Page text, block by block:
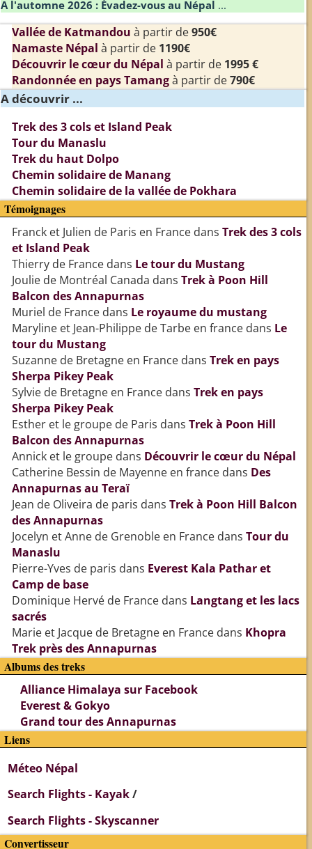
A l'automne 2026 : Évadez-vous au Népal ...
Vallée de Katmandou à partir de950€
Namaste Népal à partir de 1190€
Découvrir le cœur du Népal à partir de 1995 €
Randonnée en pays Tamangà partir de790€
A découvrir ...
Trek des 3 cols et Island Peak
Tour du Manaslu
Trek du haut Dolpo
Chemin solidaire de Manang
Chemin solidaire de la vallée de Pokhara
Témoignages
Franck et Julien de Paris en Francedans Trek des 3 cols
et Island Peak
Thierry de Francedans Le tour du Mustang
Joulie de Montréal Canada dans Trek à Poon Hill
Balcon des Annapurnas
Muriel de Francedans Le royaume du mustang
Maryline et Jean-Philippe de Tarbe en francedans Le
tour du Mustang
Suzanne de Bretagne en Francedans Trek en pays
Sherpa Pikey Peak
Sylvie de Bretagne en Francedans Trek en pays
Sherpa Pikey Peak
Esther et le groupe de Paris dans Trek à Poon Hill
Balcon des Annapurnas
Annick et le groupedans Découvrir le cœur du Népal
Catherine Bessin de Mayenne en francedans Des
Annapurnas au Teraï
Jean de Oliveira de paris dans Trek à Poon Hill Balcon
des Annapurnas
Jocelyn et Anne de Grenoble en Francedans Tour du
Manaslu
Pierre-Yves de paris dans Everest Kala Pathar et
Camp de base
Dominique Hervé de Francedans Langtang et les lacs
sacrés
Marie et Jacque de Bretagne en Francedans Khopra
Trek près des Annapurnas
Albums des treks
Alliance Himalaya sur Facebook
Everest & Gokyo
Grand tour des Annapurnas
Liens
Méteo Népal
Search Flights - Kayak/
Search Flights - Skyscanner
Convertisseur